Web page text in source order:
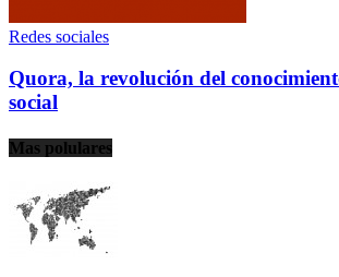
Redes sociales
Quora, la revolución del
social
Mas polulares